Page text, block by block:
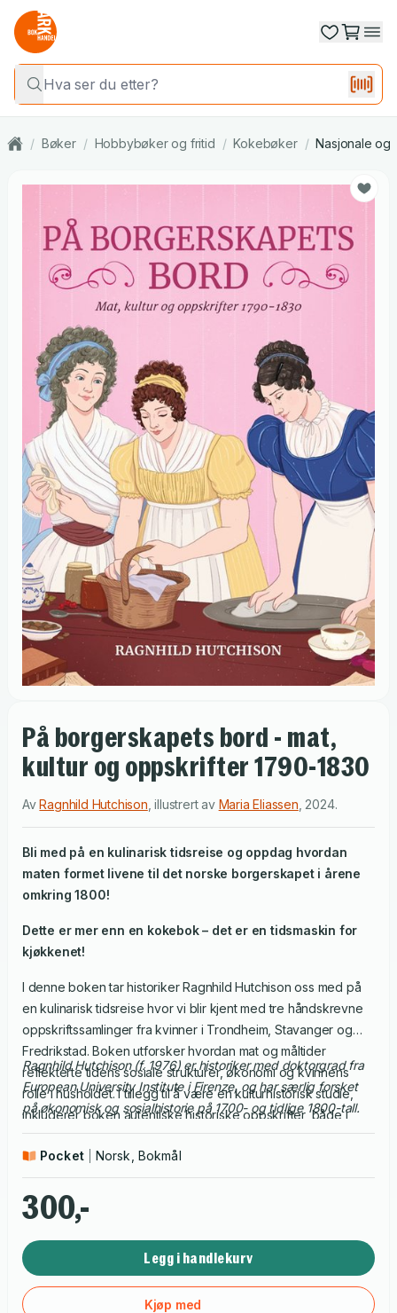
/ Bøker / Hobbybøker og fritid / Kokebøker / Nasjonale og
På borgerskapets bord - mat,
kultur og oppskrifter 1790-1830
AvRagnhild Hutchison ,illustrert av Maria Eliassen 2024.
Bli med på en kulinarisk tidsreise og oppdag hvordan
maten formet livene til det norske borgerskapet i årene
omkring 1800!
Dette er mer enn en kokebok – det er en tidsmaskin for
kjøkkenet!
I denne boken tar historiker Ragnhild Hutchison oss med på
en kulinarisk tidsreise hvor vi blir kjent med tre håndskrevne
oppskriftssamlinger fra kvinner i Trondheim, Stavanger og
Fredrikstad. Boken utforsker hvordan mat og måltider
reflekterte tidens sosiale strukturer, økonomi og kvinnens
rolle i husholdet. I tillegg til å være en kulturhistorisk studie,
inkluderer boken autentiske historiske oppskrifter, både i
original og modernisert form, som gir leseren en smak av
fortiden.
Ragnhild Hutchison (f. 1976) er historiker med doktorgrad fra
European University Institute i Firenze, og har særlig forsket
på økonomisk og sosialhistorie på 1700- og tidlige 1800-tall.
Pocket Norsk, Bokmål
300,-
Legg i handlekurv
Kjøp med